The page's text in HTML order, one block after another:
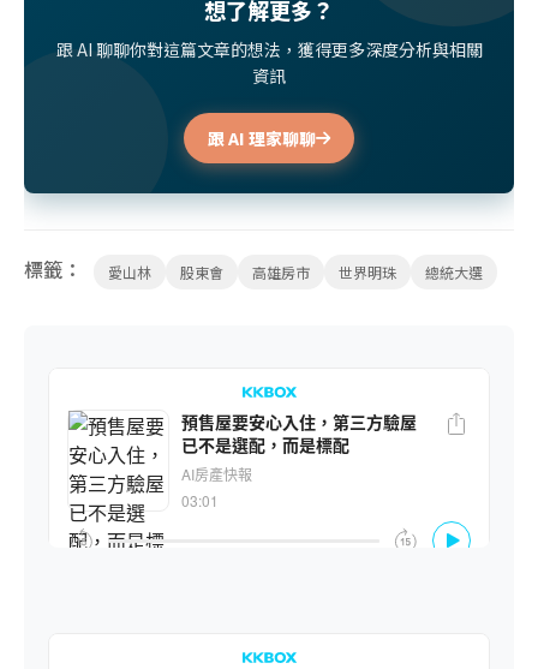
想了解更多？
跟 AI 聊聊你對這篇文章的想法，獲得更多深度分析與相關
資訊
跟 AI 理家聊聊
標籤： 愛山林 股東會 高雄房市 世界明珠 總統大選